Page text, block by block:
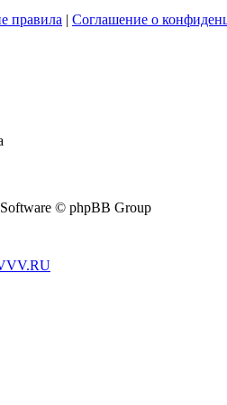
правила | Соглашение о
© phpBB Group